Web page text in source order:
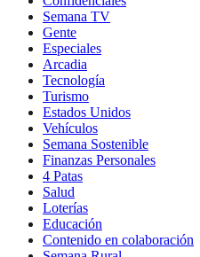
Semana TV
Gente
Especiales
Arcadia
Tecnología
Turismo
Estados Unidos
Vehículos
Semana Sostenible
Finanzas Personales
4 Patas
Salud
Loterías
Educación
Contenido en colaboración